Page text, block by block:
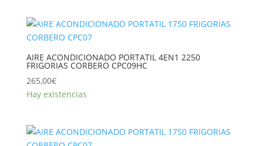
AIRE ACONDICIONADO PORTATIL 4EN1 2250
FRIGORIAS CORBERO CPC09HC
265,00€
Hay existencias